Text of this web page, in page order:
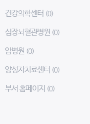
건강의학센터 (0)
심장뇌혈관병원 (0)
암병원 (0)
양성자치료센터 (0)
부서 홈페이지 (0)